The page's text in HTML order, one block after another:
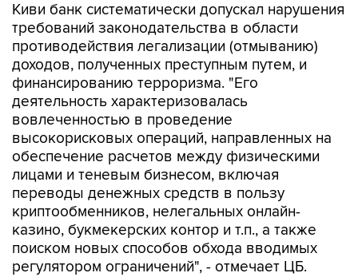
Киви банк систематически допускал нарушения
требований законодательства в области
противодействия легализации (отмыванию)
доходов, полученных преступным путем, и
финансированию терроризма. "Его
деятельность характеризовалась
вовлеченностью в проведение
высокорисковых операций, направленных на
обеспечение расчетов между физическими
лицами и теневым бизнесом, включая
переводы денежных средств в пользу
криптообменников, нелегальных онлайн-
казино, букмекерских контор и т.п., а также
поиском новых способов обхода вводимых
регулятором ограничений", - отмечает ЦБ.